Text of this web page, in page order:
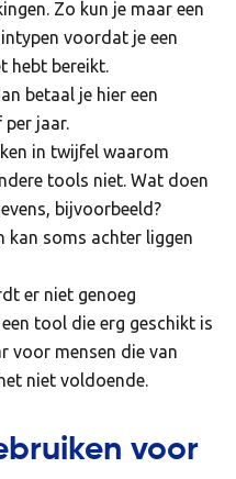
Zo kun je maar een
voordat je een
hebt bereikt.
betaal je hier een
jaar.
in twijfel waarom
tools niet. Wat doen
bijvoorbeeld?
kan soms achter liggen
er niet genoeg
tool die erg geschikt is
voor mensen die van
niet voldoende.
voor